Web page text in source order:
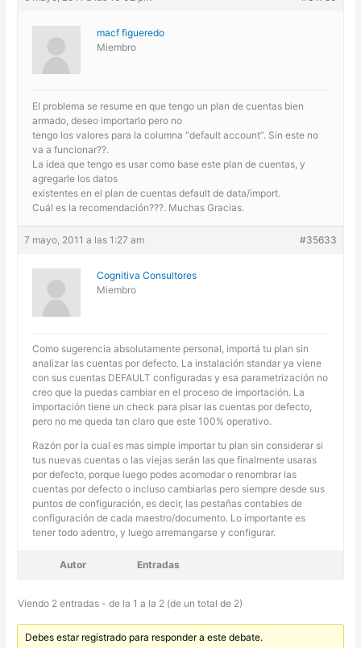
macf figueredo
Miembro
El problema se resume en que tengo un plan de cuentas bien
armado, deseo importarlo pero no
tengo los valores para la columna “default account”. Sin este no
va a funcionar??.
La idea que tengo es usar como base este plan de cuentas, y
agregarle los datos
existentes en el plan de cuentas default de data/import.
Cuál es la recomendación???. Muchas Gracias.
7 mayo, 2011 a las 1:27 am #35633
Cognitiva Consultores
Miembro
Como sugerencia absolutamente personal, importá tu plan sin
analizar las cuentas por defecto. La instalación standar ya viene
con sus cuentas DEFAULT configuradas y esa parametrización no
creo que la puedas cambiar en el proceso de importación. La
importación tiene un check para pisar las cuentas por defecto,
pero no me queda tan claro que este 100% operativo.
Razón por la cual es mas simple importar tu plan sin considerar si
tus nuevas cuentas o las viejas serán las que finalmente usaras
por defecto, porque luego podes acomodar o renombrar las
cuentas por defecto o incluso cambiarlas pero siempre desde sus
puntos de configuración, es decir, las pestañas contables de
configuración de cada maestro/documento. Lo importante es
tener todo adentro, y luego arremangarse y configurar.
Autor Entradas
Viendo 2 entradas - de la 1 a la 2 (de un total de 2)
Debes estar registrado para responder a este debate.